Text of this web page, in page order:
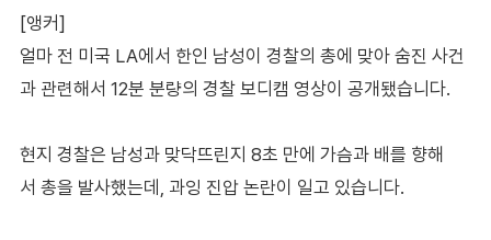
[앵커]
얼마 전 미국 LA에서 한인 남성이 경찰의 총에 맞아 숨진 사건
과 관련해서 12분 분량의 경찰 보디캠 영상이 공개됐습니다.
현지 경찰은 남성과 맞닥뜨린지 8초 만에 가슴과 배를 향해
서 총을 발사했는데, 과잉 진압 논란이 일고 있습니다.